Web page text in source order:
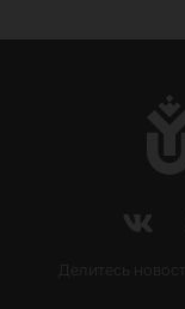
Делитесь